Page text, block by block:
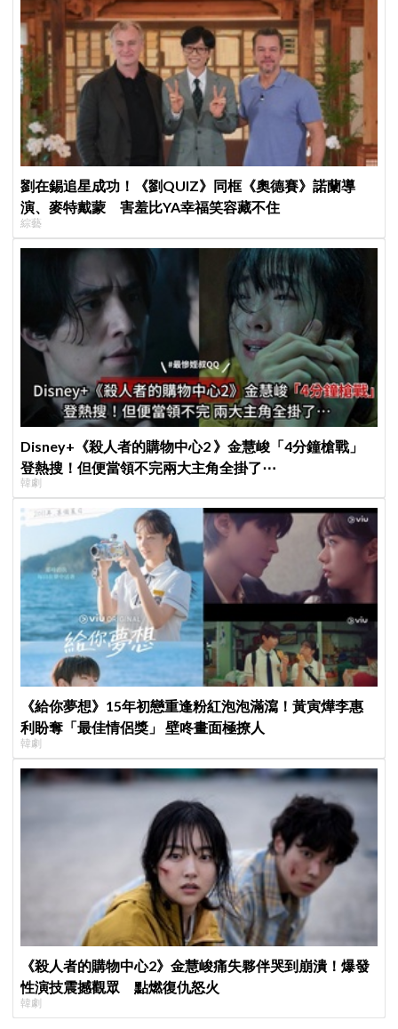
劉在錫追星成功！《劉QUIZ》同框《奧德賽》諾蘭導
演、麥特戴蒙 害羞比YA幸福笑容藏不住
綜藝
Disney+《殺人者的購物中心2 》金慧峻「4分鐘槍戰」
登熱搜！但便當領不完兩大主角全掛了⋯
韓劇
《給你夢想》15年初戀重逢粉紅泡泡滿瀉！黃寅燁李惠
利盼奪「最佳情侶獎」 壁咚畫面極撩人
韓劇
《殺人者的購物中心2》金慧峻痛失夥伴哭到崩潰！爆發
性演技震撼觀眾 點燃復仇怒火
韓劇